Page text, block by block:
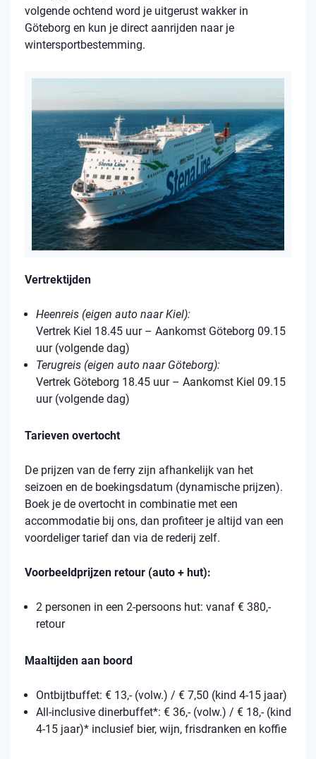
volgende ochtend word je uitgerust wakker in
Göteborg en kun je direct aanrijden naar je
wintersportbestemming.
Vertrektijden
Heenreis (eigen auto naar Kiel):
Vertrek Kiel 18.45 uur – Aankomst Göteborg 09.15
uur (volgende dag)
Terugreis (eigen auto naar Göteborg):
Vertrek Göteborg 18.45 uur – Aankomst Kiel 09.15
uur (volgende dag)
Tarieven overtocht
De prijzen van de ferry zijn afhankelijk van het
seizoen en de boekingsdatum (dynamische prijzen).
Boek je de overtocht in combinatie met een
accommodatie bij ons, dan profiteer je altijd van een
voordeliger tarief dan via de rederij zelf.
Voorbeeldprijzen retour (auto + hut):
2 personen in een 2-persoons hut: vanaf € 380,-
retour
Maaltijden aan boord
Ontbijtbuffet: € 13,- (volw.) / € 7,50 (kind 4-15 jaar)
All-inclusive dinerbuffet*: € 36,- (volw.) / € 18,- (kind
4-15 jaar)* inclusief bier, wijn, frisdranken en koffie